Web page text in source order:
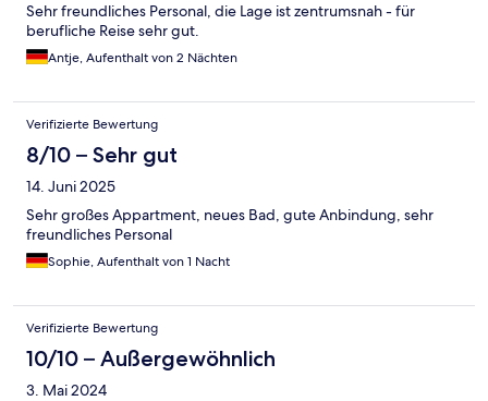
Sehr freundliches Personal, die Lage ist zentrumsnah - für
berufliche Reise sehr gut.
Antje, Aufenthalt von 2 Nächten
Verifizierte Bewertung
8/10 – Sehr gut
14. Juni 2025
Sehr großes Appartment, neues Bad, gute Anbindung, sehr
freundliches Personal
Sophie, Aufenthalt von 1 Nacht
Verifizierte Bewertung
10/10 – Außergewöhnlich
3. Mai 2024